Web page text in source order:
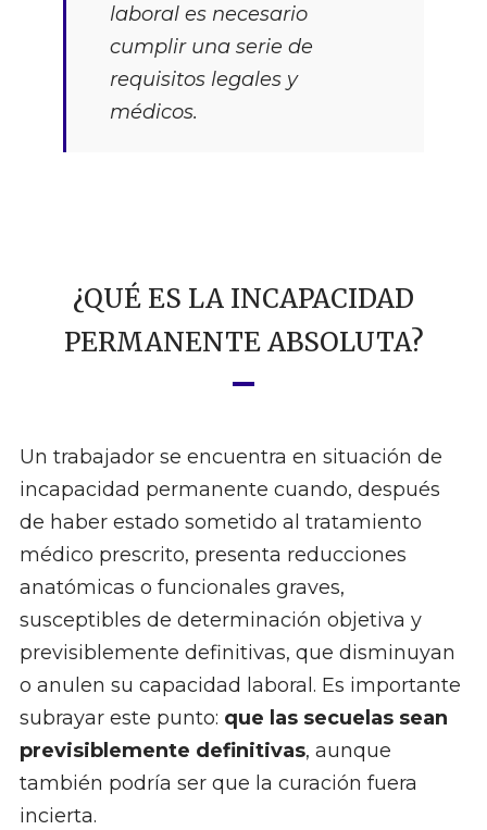
laboral es necesario
cumplir una serie de
requisitos legales y
médicos.
¿QUÉ ES LA INCAPACIDAD
PERMANENTE ABSOLUTA?
Un trabajador se encuentra en situación de
incapacidad permanente cuando, después
de haber estado sometido al tratamiento
médico prescrito, presenta reducciones
anatómicas o funcionales graves,
susceptibles de determinación objetiva y
previsiblemente definitivas, que disminuyan
o anulen su capacidad laboral. Es importante
subrayar este punto: que las secuelas sean
previsiblemente definitivas, aunque
también podría ser que la curación fuera
incierta.